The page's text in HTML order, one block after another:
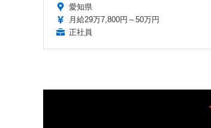
愛知県
月給29万7,800円～50万円
正社員